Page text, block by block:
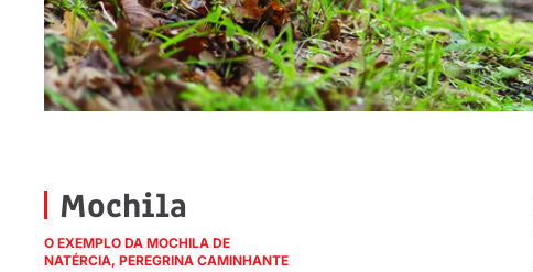
Mochila
O EXEMPLO DA MOCHILA DE
NATÉRCIA, PEREGRINA CAMINHANTE